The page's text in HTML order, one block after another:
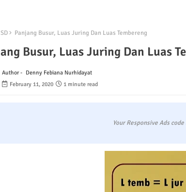
SD Panjang Busur, Luas Juring Dan Luas Tembereng
Busur, Luas Juring Dan Luas
Author - Denny Febiana Nurhidayat
February 11, 2020
1 minute read
Your Responsive Ads